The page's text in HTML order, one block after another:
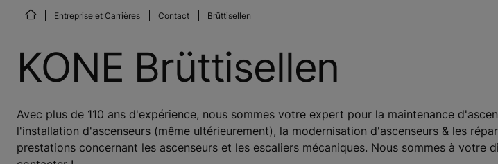
Entreprise et Carrières Contact Brüttisellen
KONE Brüttisellen
Avec plus de 110 ans d'expérience, nous sommes votre expert pour la maintenance
l'installation d'ascenseurs (même ultérieurement), la modernisation d'ascenseurs & les
prestations concernant les ascenseurs et les escaliers mécaniques. Nous sommes à votre